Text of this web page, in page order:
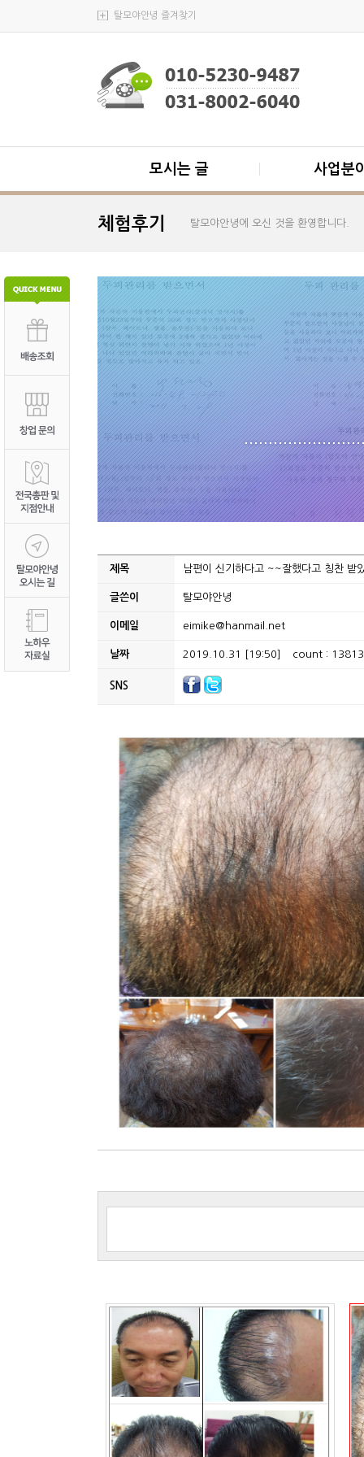
탈모야안녕 즐겨찾기
모시는 글 사업분
체험후기 탈모야안녕에 오신 것을 환영합니다.
제목 남편이 신기하다고 ~~잘했다고 칭찬 받
글쓴이 탈모야안녕
이메일 eimike@hanmail.net
날짜 2019.10.31 [19:50] count :
SNS